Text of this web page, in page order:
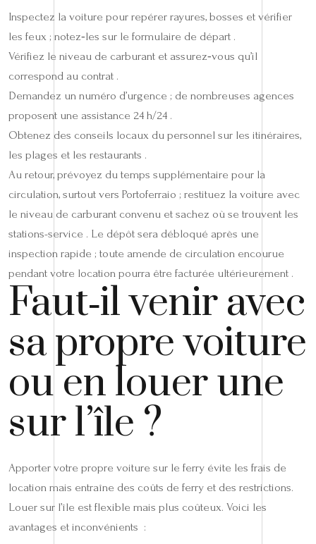
Inspectez la voiture pour repérer rayures, bosses et vérifier
les feux ; notez‑les sur le formulaire de départ .
Vérifiez le niveau de carburant et assurez‑vous qu’il
correspond au contrat .
Demandez un numéro d’urgence ; de nombreuses agences
proposent une assistance 24 h/24 .
Obtenez des conseils locaux du personnel sur les itinéraires,
les plages et les restaurants .
Au retour, prévoyez du temps supplémentaire pour la
circulation, surtout vers Portoferraio ; restituez la voiture avec
le niveau de carburant convenu et sachez où se trouvent les
stations-service . Le dépôt sera débloqué après une
inspection rapide ; toute amende de circulation encourue
pendant votre location pourra être facturée ultérieurement .
Faut‑il venir avec
sa propre voiture
ou en louer une
sur l’île ?
Apporter votre propre voiture sur le ferry évite les frais de
location mais entraîne des coûts de ferry et des restrictions.
Louer sur l’île est flexible mais plus coûteux. Voici les
avantages et inconvénients :